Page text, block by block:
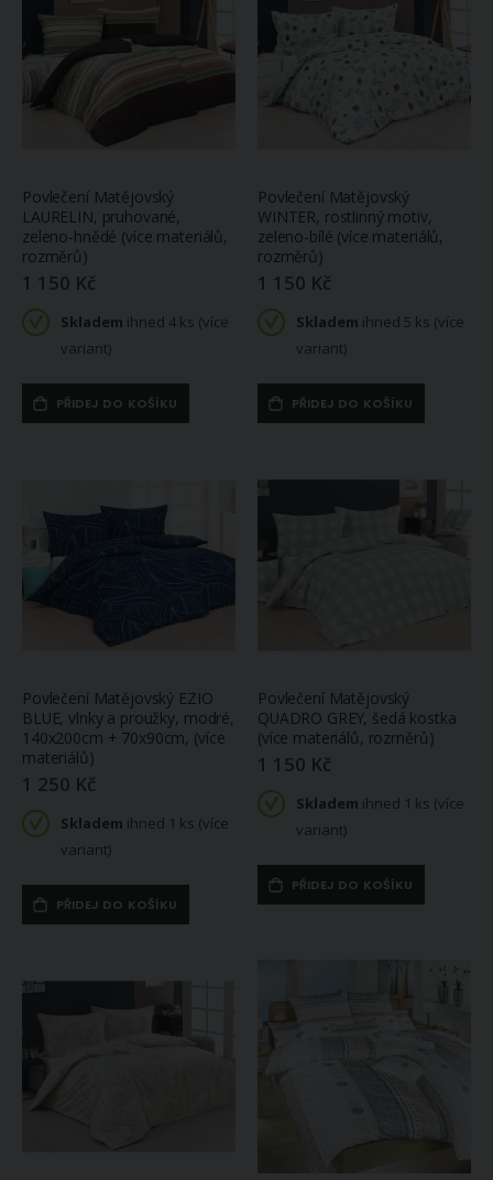
Povlečení Matějovský
LAURELIN, pruhované,
zeleno-hnědé (více materiálů,
rozměrů)
1 150 Kč
Skladem ihned 4 ks (více
variant)
PŘIDEJ DO KOŠÍKU
Povlečení Matějovský
WINTER, rostlinný motiv,
zeleno-bílé (více materiálů,
rozměrů)
1 150 Kč
Skladem ihned 5 ks (více
variant)
PŘIDEJ DO KOŠÍKU
Povlečení Matějovský EZIO
BLUE, vlnky a proužky, modré,
140x200cm + 70x90cm, (více
materiálů)
1 250 Kč
Skladem ihned 1 ks (více
variant)
PŘIDEJ DO KOŠÍKU
Povlečení Matějovský
QUADRO GREY, šedá kostka
(více materiálů, rozměrů)
1 150 Kč
Skladem ihned 1 ks (více
variant)
PŘIDEJ DO KOŠÍKU